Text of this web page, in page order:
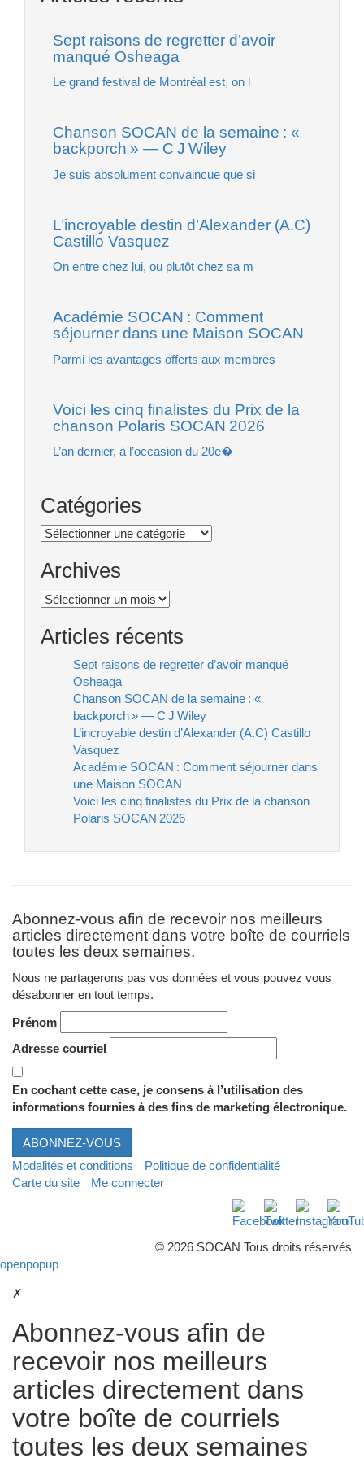
Sept raisons de regretter d’avoir
manqué Osheaga
Le grand festival de Montréal est, on l
Chanson SOCAN de la semaine : «
backporch » — C J Wiley
Je suis absolument convaincue que si
L’incroyable destin d’Alexander (A.C)
Castillo Vasquez
On entre chez lui, ou plutôt chez sa m
Académie SOCAN : Comment
séjourner dans une Maison SOCAN
Parmi les avantages offerts aux membres
Voici les cinq finalistes du Prix de la
chanson Polaris SOCAN 2026
L’an dernier, à l’occasion du 20e�
Catégories
Catégories
Archives
Archives
Articles récents
Sept raisons de regretter d’avoir manqué
Osheaga
Chanson SOCAN de la semaine : «
backporch » — C J Wiley
L’incroyable destin d’Alexander (A.C) Castillo
Vasquez
Académie SOCAN : Comment séjourner dans
une Maison SOCAN
Voici les cinq finalistes du Prix de la chanson
Polaris SOCAN 2026
Abonnez-vous afin de recevoir nos meilleurs
articles directement dans votre boîte de courriels
toutes les deux semaines.
Nous ne partagerons pas vos données et vous pouvez vous
désabonner en tout temps.
Prénom
Adresse courriel
En cochant cette case, je consens à l’utilisation des
informations fournies à des fins de marketing électronique.
ABONNEZ-VOUS
Modalités et conditions
Politique de confidentialité
Carte du site
Me connecter
© 2026 SOCAN Tous droits réservés
openpopup
✗
Abonnez-vous afin de
recevoir nos meilleurs
articles directement dans
votre boîte de courriels
toutes les deux semaines